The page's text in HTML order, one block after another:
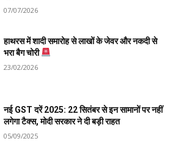
07/07/2026
हाथरस में शादी समारोह से लाखों के जेवर और नकदी से
भरा बैग चोरी
23/02/2026
नई GST दरें 2025: 22 सितंबर से इन सामानों पर नहीं
लगेगा टैक्स, मोदी सरकार ने दी बड़ी राहत
05/09/2025